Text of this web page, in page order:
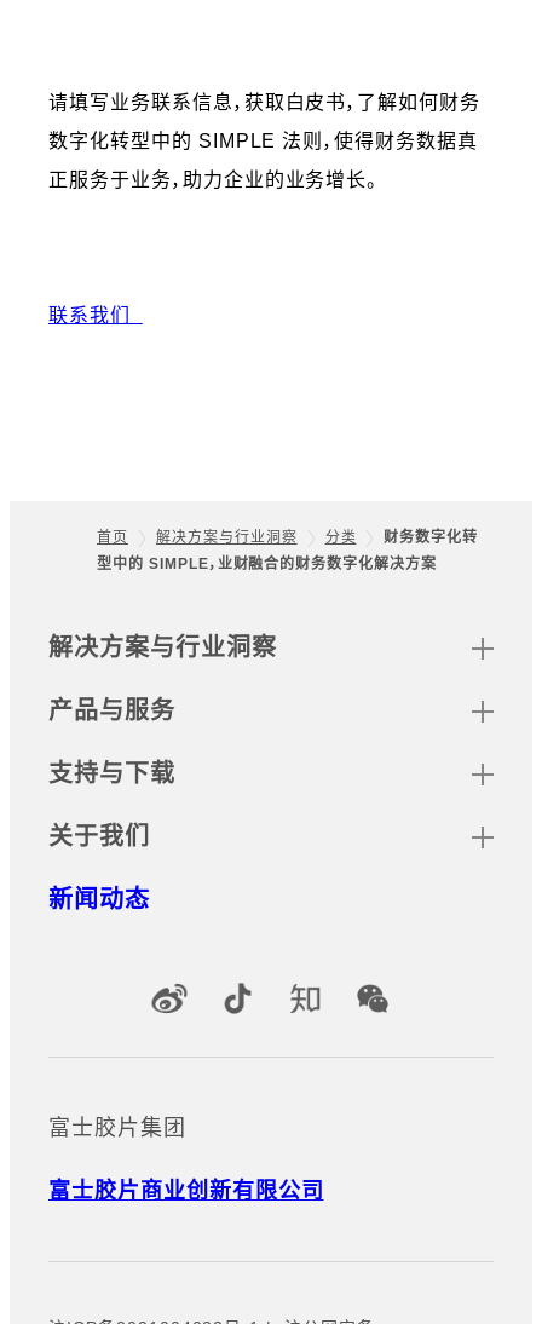
请填写业务联系信息，获取白皮书，了解如何财务
数字化转型中的 SIMPLE 法则，使得财务数据真
正服务于业务，助力企业的业务增长。
联系我们
Footer
首页 解决方案与行业洞察 分类
财务数字化转
型中的 SIMPLE，业财融合的财务数字化解决方案
网站地图
解决方案与行业洞察
产品与服务
支持与下载
关于我们
新闻动态
官方社交媒体账号
富士胶片集团
富士胶片商业创新有限公司